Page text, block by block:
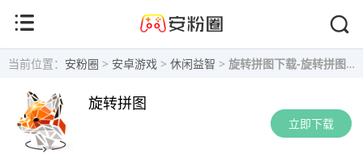
当前位置： 安粉圈 > 安卓游戏 > 休闲益智 > 旋转拼图下载-旋转拼图游戏 v1.0.9安卓版下载
立即下载
旋转拼图